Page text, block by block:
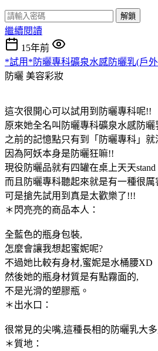
解鎖
繼續閱讀
15年前
*試用*防曬專科礦泉水感防曬乳(戶外
防曬 美容彩妝
這次很開心可以試用到防曬專科呢!!
原來她全名叫防曬專科礦泉水感防曬
之前的記憶點只有到「防曬專科」
因為阿妖本身是防曬狂嘛!!
現役防曬品就有四罐在桌上天天stand
而且防曬專科聽起來就是有一種很厲
可是搶先試用到真是太歡樂了!!!
＊閃亮亮的商品本人：
全藍色的瓶身包裝,
怎麼會讓我想起蜜妮呢?
不過她比較有身材,蜜妮是水桶腰XD
然後她的瓶身材質是有點霧面的,
不是光滑的塑膠瓶。
＊出水口：
很常見的尖嘴,這種長相的防曬乳大
＊質地：